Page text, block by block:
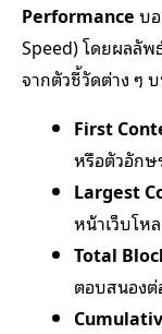
Performanceบ
Speed) โดยผลลัพ
จากตัวชี้วัดต่าง ๆ
First
หรือตัวอักษ
Largest
หน้าเว็บโ
Total
ตอบสนองต่